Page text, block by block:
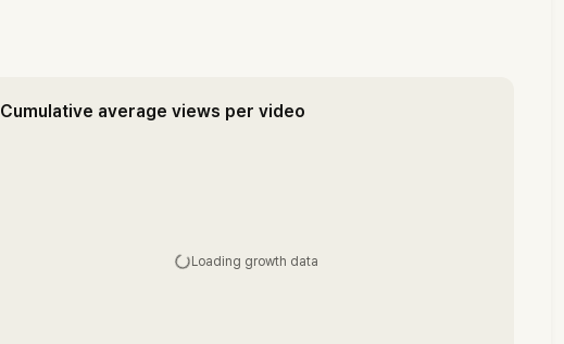
Cumulative average views per video
Loading growth data